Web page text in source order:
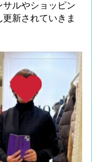
ルやショッピン
新されていきま